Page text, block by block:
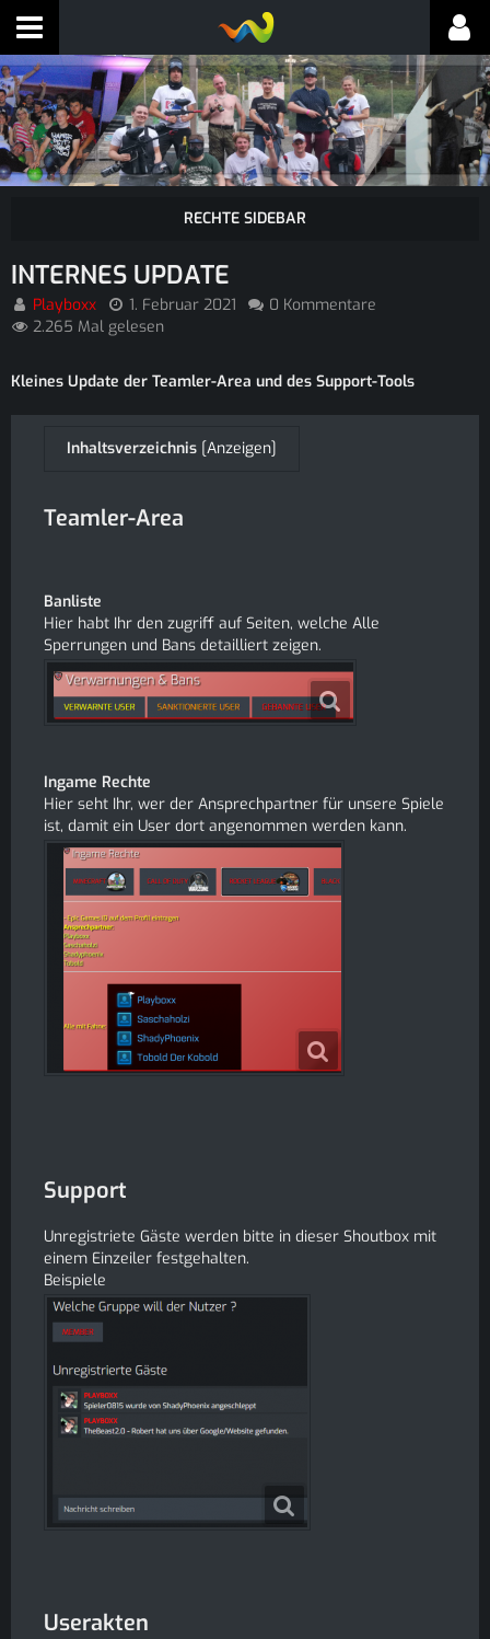
INTERNES UPDATE
Playboxx 1. Februar 2021
0 Kommentare
2.265 Mal gelesen
Kleines Update der Teamler-Area und des Support-Tools
Inhaltsverzeichnis [Anzeigen]
Teamler-Area
Banliste
Hier habt Ihr den zugriff auf Seiten, welche Alle
Sperrungen und Bans detailliert zeigen.
Ingame Rechte
Hier seht Ihr, wer der Ansprechpartner für unsere Spiele
ist, damit ein User dort angenommen werden kann.
Support
Unregistriete Gäste werden bitte in dieser Shoutbox mit
einem Einzeiler festgehalten.
Beispiele
Userakten